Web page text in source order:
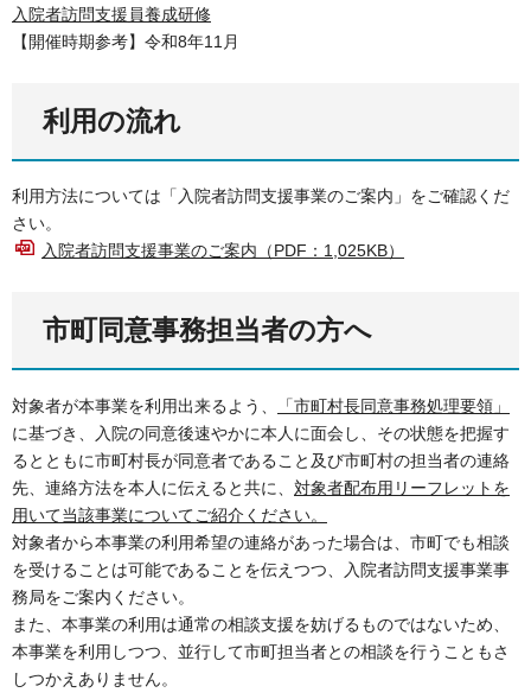
入院者訪問支援員養成研修
【開催時期参考】令和8年11月
利用の流れ
利用方法については「入院者訪問支援事業のご案内」をご確認くだ
さい。
入院者訪問支援事業のご案内（PDF：1,025KB）
市町同意事務担当者の方へ
対象者が本事業を利用出来るよう、
「市町村長同意事務処理要領」
に基づき、入院の同意後速やかに本人に面会し、その状態を把握す
るとともに市町村長が同意者であること及び市町村の担当者の連絡
先、連絡方法を本人に伝えると共に、 対象者配布用リーフレットを
用いて当該事業についてご紹介ください。
対象者から本事業の利用希望の連絡があった場合は、市町でも相談
を受けることは可能であることを伝えつつ、入院者訪問支援事業事
務局をご案内ください。
また、本事業の利用は通常の相談支援を妨げるものではないため、
本事業を利用しつつ、並行して市町担当者との相談を行うこともさ
しつかえありません。